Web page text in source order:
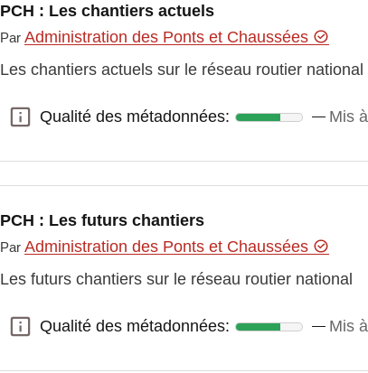
PCH : Les chantiers actuels
ParAdministration des Ponts et Chaussées
Les chantiers actuels sur le réseau routier national
Qualité des métadonnées:
Qualité des métadonnées: Mis
PCH : Les futurs chantiers
ParAdministration des Ponts et Chaussées
Les futurs chantiers sur le réseau routier national
Qualité des métadonnées:
Qualité des métadonnées: Mis